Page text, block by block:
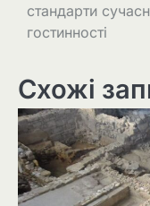
стандарти
гостинності
Схожі